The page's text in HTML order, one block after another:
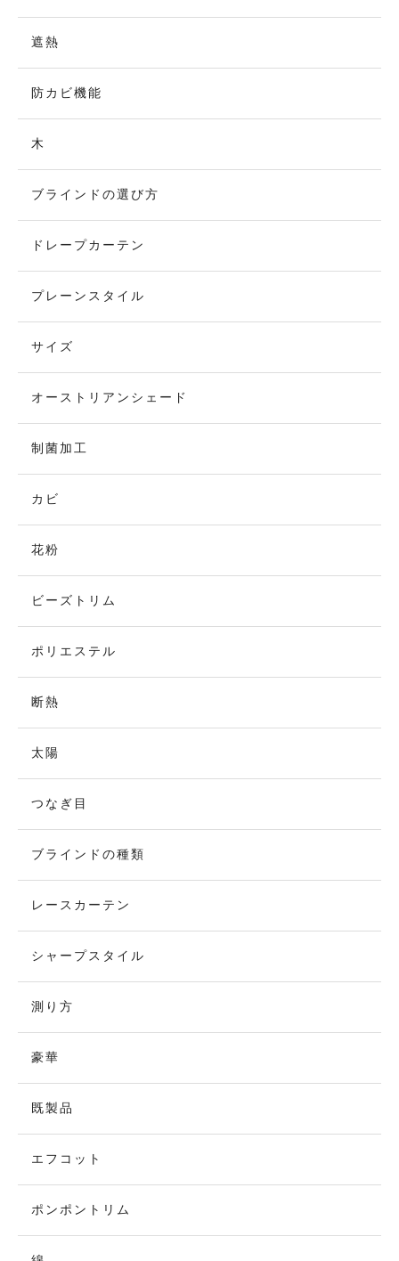
遮熱
防カビ機能
木
ブラインドの選び方
ドレープカーテン
プレーンスタイル
サイズ
オーストリアンシェード
制菌加工
カビ
花粉
ビーズトリム
ポリエステル
断熱
太陽
つなぎ目
ブラインドの種類
レースカーテン
シャープスタイル
測り方
豪華
既製品
エフコット
ポンポントリム